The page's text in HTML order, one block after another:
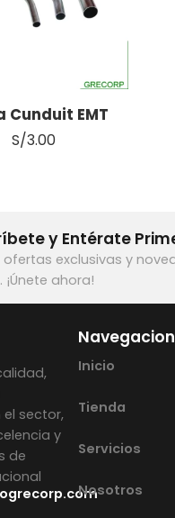
Cunduit EMT
S/3.00
y Entérate
ofertas exclusivas y
¡Únete ahora!
el sector,
y
de
Navegacion
Inicio
Tienda
Servicios
Nosotros